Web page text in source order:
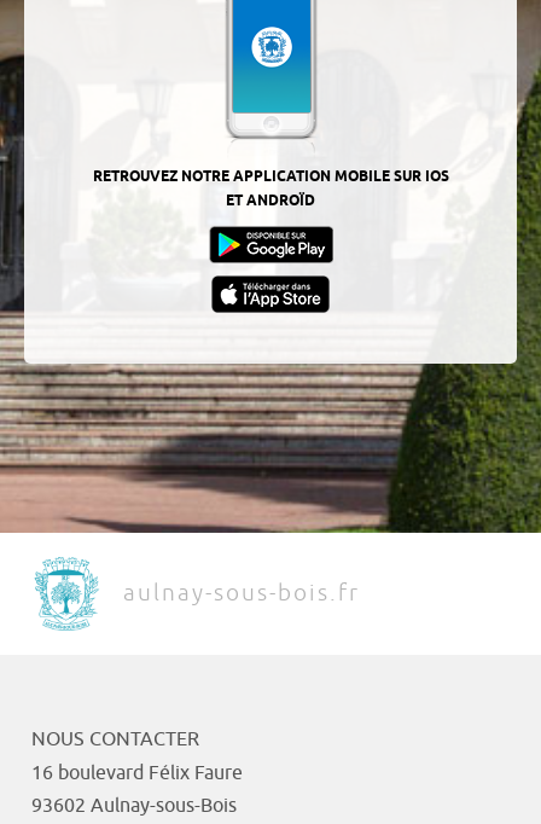
RETROUVEZ NOTRE APPLICATION MOBILE SUR IOS
ET ANDROÏD
aulnay-sous-bois.fr
NOUS CONTACTER
16 boulevard Félix Faure
93602 Aulnay-sous-Bois